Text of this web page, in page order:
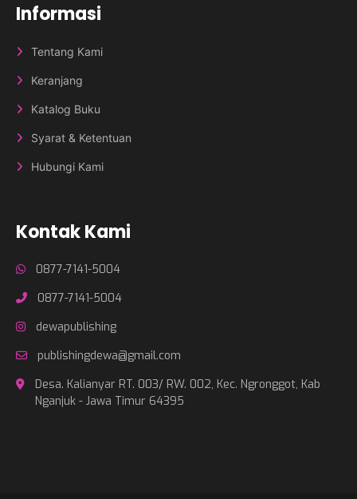
Informasi
Tentang Kami
Keranjang
Katalog Buku
Syarat & Ketentuan
Hubungi Kami
Kontak Kami
0877-7141-5004
0877-7141-5004
dewapublishing
publishingdewa@gmail.com
Desa. Kalianyar RT. 003/ RW. 002, Kec. Ngronggot, Kab
Nganjuk - Jawa Timur 64395